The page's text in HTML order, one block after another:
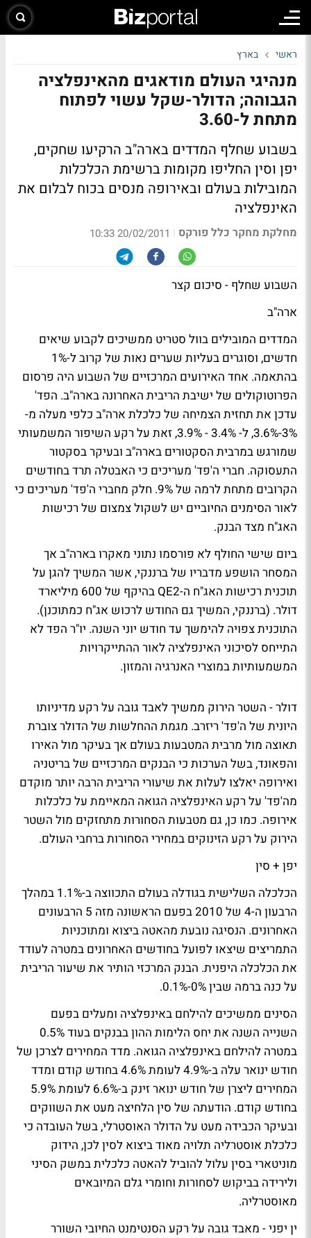
ראשי בארץ
מנהיגי העולם מודאגים מהאינפלציה
הגבוהה; הדולר-שקל עשוי לפתוח
מתחת ל-3.60
בשבוע שחלף המדדים בארה"ב הרקיעו שחקים,
יפן וסין החליפו מקומות ברשימת הכלכלות
המובילות בעולם ובאירופה מנסים בכוח לבלום את
האינפלציה
מחלקת מחקר כלל פורקס |
20/02/2011 10:33
השבוע שחלף - סיכום קצר
ארה"ב
המדדים המובילים בוול סטריט ממשיכים לקבוע שיאים
חדשים, וסוגרים בעליות שערים נאות של קרוב ל-1%
בהתאמה. אחד האירועים המרכזיים של השבוע היה פרסום
הפרוטוקולים של ישיבת הריבית האחרונה בארה"ב. הפד'
עדכן את תחזית הצמיחה של כלכלת ארה"ב כלפי מעלה מ-
3%-3.6%, ל- 3.4% - 3.9%, זאת על רקע השיפור המשמעותי
שמורגש במרבית הסקטורים בארה"ב ובעיקר בסקטור
התעסוקה. חברי ה'פד' מעריכים כי האבטלה תרד בחודשים
הקרובים מתחת לרמה של 9%. חלק מחברי ה'פד' מעריכים כי
לאור הסימנים החיוביים יש לשקול צמצום של רכישות
האג"ח מצד הבנק.
ביום שישי החולף לא פורסמו נתוני מאקרו בארה"ב אך
המסחר הושפע מדבריו של ברננקי, אשר המשיך להגן על
תוכנית רכישות האג"ח ה-QE2 בהיקף של 600 מיליארד
דולר. (ברננקי, המשיך גם החודש לרכוש אג"ח כמתוכנן).
התוכנית צפויה להימשך עד חודש יוני השנה. יו"ר הפד לא
התייחס לסיכוני האינפלציה לאור ההתייקרויות
המשמעותיות במוצרי האנרגיה והמזון.
דולר - השטר הירוק ממשיך לאבד גובה על רקע מדיניותו
היונית של ה'פד' ריזרב. מגמת ההחלשות של הדולר צוברת
תאוצה מול מרבית המטבעות בעולם אך בעיקר מול האירו
והפאונד, בשל הערכות כי הבנקים המרכזיים של בריטניה
ואירופה יאלצו לעלות את שיעורי הריבית הרבה יותר מוקדם
מה'פד' על רקע האינפלציה הגואה המאיימת על כלכלות
אירופה. כמו כן, גם מטבעות הסחורות מתחזקים מול השטר
הירוק על רקע הזינוקים במחירי הסחורות ברחבי העולם.
יפן + סין
הכלכלה השלישית בגודלה בעולם התכווצה ב-1.1% במהלך
הרבעון ה-4 של 2010 בפעם הראשונה מזה 5 הרבעונים
האחרונים. הנסיגה נובעת מהאטה ביצוא ומתוכניות
התמריצים שיצאו לפועל בחודשים האחרונים במטרה לעודד
את הכלכלה היפנית. הבנק המרכזי הותיר את שיעור הריבית
על כנה ברמה שבין 0%-0.1%.
הסינים ממשיכים להילחם באינפלציה ומעלים בפעם
השנייה השנה את יחס הלימות ההון בבנקים בעוד 0.5%
במטרה להילחם באינפלציה הגואה. מדד המחירים לצרכן של
חודש ינואר עלה ב-4.9% לעומת 4.6% בחודש קודם ומדד
המחירים ליצרן של חודש ינואר זינק ב-6.6% לעומת 5.9%
בחודש קודם. הודעתה של סין הלחיצה מעט את השווקים
ובעיקר הכבידה מעט על הדולר האוסטרלי, בשל העובדה כי
כלכלת אוסטרליה תלויה מאוד ביצוא לסין לכן, הידוק
מוניטארי בסין עלול להוביל להאטה כלכלית במשק הסיני
ולירידה בביקוש לסחורות וחומרי גלם המיובאים
מאוסטרליה.
ין יפני - מאבד גובה על רקע הסנטימנט החיובי השורר